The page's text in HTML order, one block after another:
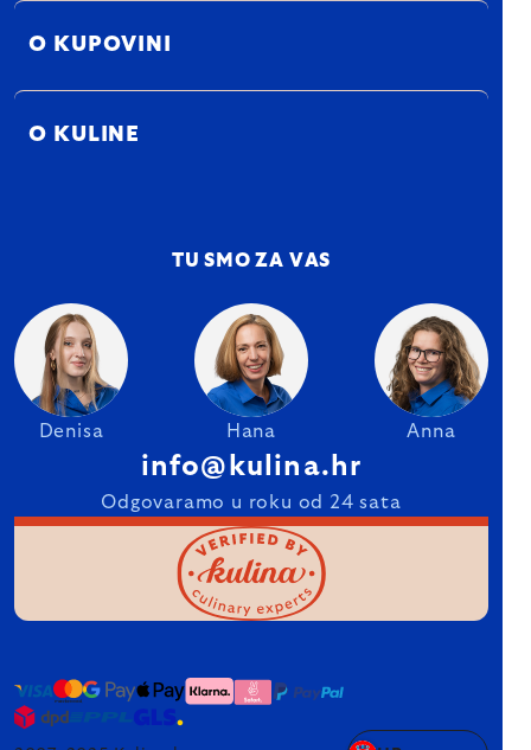
O KUPOVINI
O KULINE
TU SMO ZA VAS
Denisa Hana Anna
info@kulina.hr
Odgovaramo u roku od 24 sata